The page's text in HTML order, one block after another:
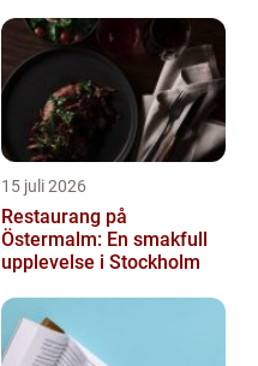
15 juli 2026
Restaurang på
Östermalm: En smakfull
upplevelse i Stockholm